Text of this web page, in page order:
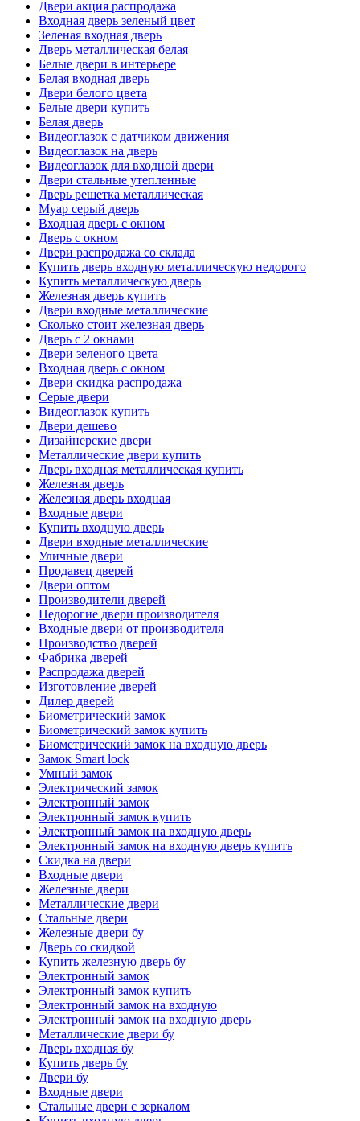
Двери акция распродажа
Входная дверь зеленый цвет
Зеленая входная дверь
Дверь металлическая белая
Белые двери в интерьере
Белая входная дверь
Двери белого цвета
Белые двери купить
Белая дверь
Видеоглазок с датчиком движения
Видеоглазок на дверь
Видеоглазок для входной двери
Двери стальные утепленные
Дверь решетка металлическая
Муар серый дверь
Входная дверь с окном
Дверь с окном
Двери распродажа со склада
Купить дверь входную металлическую недорого
Купить металлическую дверь
Железная дверь купить
Двери входные металлические
Сколько стоит железная дверь
Дверь с 2 окнами
Двери зеленого цвета
Входная дверь с окном
Двери скидка распродажа
Серые двери
Видеоглазок купить
Двери дешево
Дизайнерские двери
Металлические двери купить
Дверь входная металлическая купить
Железная дверь
Железная дверь входная
Входные двери
Купить входную дверь
Двери входные металлические
Уличные двери
Продавец дверей
Двери оптом
Производители дверей
Недорогие двери производителя
Входные двери от производителя
Производство дверей
Фабрика дверей
Распродажа дверей
Изготовление дверей
Дилер дверей
Биометрический замок
Биометрический замок купить
Биометрический замок на входную дверь
Замок Smart lock
Умный замок
Электрический замок
Электронный замок
Электронный замок купить
Электронный замок на входную дверь
Электронный замок на входную дверь купить
Скидка на двери
Входные двери
Железные двери
Металлические двери
Стальные двери
Железные двери бу
Дверь со скидкой
Купить железную дверь бу
Электронный замок
Электронный замок купить
Электронный замок на входную
Электронный замок на входную дверь
Металлические двери бу
Дверь входная бу
Купить дверь бу
Двери бу
Входные двери
Стальные двери с зеркалом